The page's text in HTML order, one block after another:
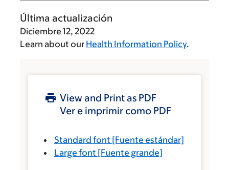
Última actualización
Diciembre 12, 2022
Learn about our Health Information Policy.
View and Print as PDF
Ver e imprimir como PDF
Standard font [Fuente estándar]
Large font [Fuente grande]